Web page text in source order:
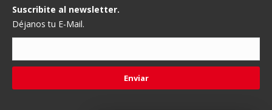
Suscribite al newsletter.
Déjanos tu E-Mail.